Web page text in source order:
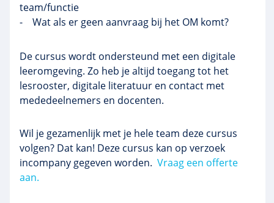
team/functie
- Wat als er geen aanvraag bij het OM komt?
De cursus wordt ondersteund met een digitale
leeromgeving. Zo heb je altijd toegang tot het
lesrooster, digitale literatuur en contact met
mededeelnemers en docenten.
Wil je gezamenlijk met je hele team deze cursus
volgen? Dat kan! Deze cursus kan op verzoek
incompany gegeven worden. Vraag een offerte
aan.